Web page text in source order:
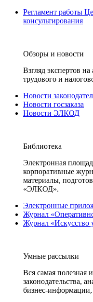
Регламент работы
консультирования
Обзоры и новости
Взгляд экспертов
трудового и
Новости
Новости госзаказа
Новости ЭЛКОД
Библиотека
Электронная
корпоративные
материалы,
«ЭЛКОД».
Электронные
Журнал
Журнал «Искусство
Умные рассылки
Вся самая полезная
законодательства,
бизнес-информации,